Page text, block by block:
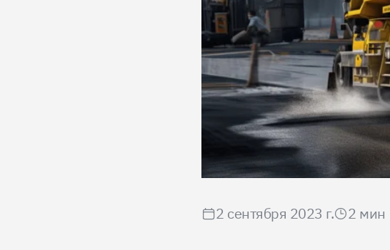
2 сентября 2023 г. 2 мин